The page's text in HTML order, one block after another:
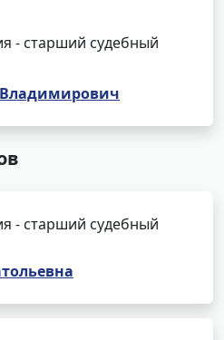
- старший судебный
- старший судебный